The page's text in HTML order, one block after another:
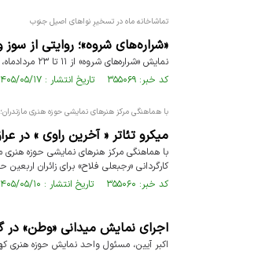
تماشاخانه ماه در تسخیرِ نواهای اصیل جنوب
«شراره‌های شروه»؛ روایتی از
نمایش «شراره‌های شروه» از ۱۱ تا ۲۳ مردادماه، با فضایی متأثر از فرهنگ و موسیقی آیینی جنوب، در تماشاخانه ماه حوزه هنری اصفهان به روی صحنه رفته است.
کد خبر: ۳۵۵۰۶۹ تاریخ انتشار : ۱۴۰۵/۰۵/۱۷
با هماهنگی مرکز هنرهای نمایشی حوزه هنری مازندران؛
میکرو تئاتر « آخرین راوی » در
با هماهنگی مرکز هنرهای نمایشی حوزه هنری
کارگردانی «رجبعلی فلاح» برای زائران
کد خبر: ۳۵۵۰۶۰ تاریخ انتشار : ۱۴۰۵/۰۵/۱۰
اجرای نمایش میدانی «وطن» در
اکبر آیین، مسئول واحد نمایش حوزه هنری